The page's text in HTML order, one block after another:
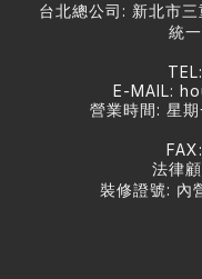
台北總公司: 新北市
統
E-MAIL:
營業時間: 星
法律
裝修證號: 內